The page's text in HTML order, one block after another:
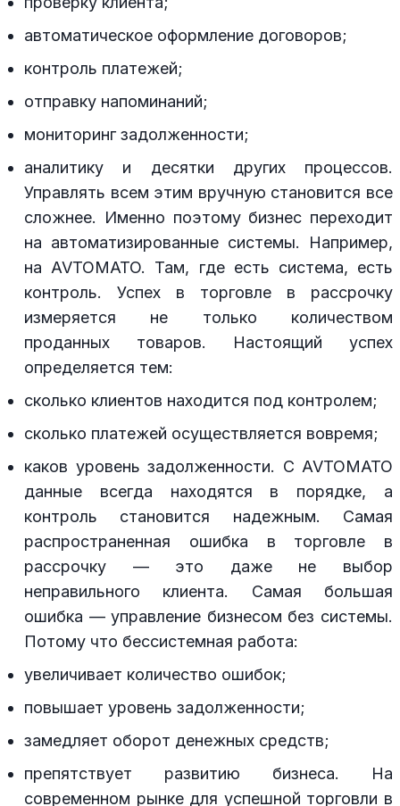
автоматическое оформление договоров;
контроль платежей;
отправку напоминаний;
мониторинг задолженности;
аналитику и десятки других процессов.
Управлять всем этим вручную становится все
сложнее. Именно поэтому бизнес переходит
на автоматизированные системы. Например,
на AVTOMATO. Там, где есть система, есть
контроль. Успех в торговле в рассрочку
измеряется не только количеством
проданных товаров. Настоящий успех
определяется тем:
сколько клиентов находится под контролем;
сколько платежей осуществляется вовремя;
каков уровень задолженности. С AVTOMATO
данные всегда находятся в порядке, а
контроль становится надежным. Самая
распространенная ошибка в торговле в
рассрочку — это даже не выбор
неправильного клиента. Самая большая
ошибка — управление бизнесом без системы.
Потому что бессистемная работа:
увеличивает количество ошибок;
повышает уровень задолженности;
замедляет оборот денежных средств;
препятствует развитию бизнеса. На
современном рынке для успешной торговли в